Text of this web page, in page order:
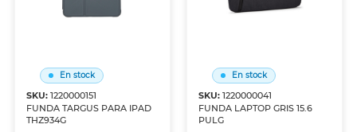
En stock
SKU:1220000151
FUNDA TARGUS PARA IPAD
THZ934G
En stock
SKU: 1220000041
FUNDA LAPTOP GRIS 15.6
PULG